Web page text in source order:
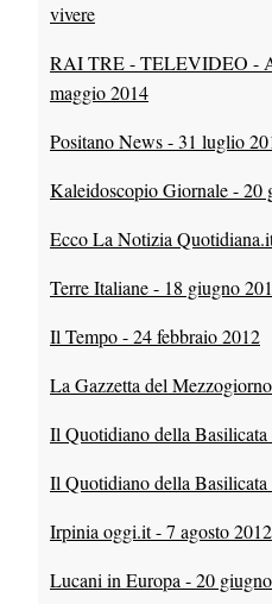
vivere
RAI TRE - TELEVIDEO -
maggio 2014
Positano News - 31 luglio
Kaleidoscopio Giornale - 20
Ecco La Notizia
Terre Italiane - 18 giugno
Il Tempo - 24 febbraio 2012
La Gazzetta del
Il Quotidiano della Basilicata
Il Quotidiano della
Irpinia oggi.it - 7 agosto 2012
Lucani in Europa - 20